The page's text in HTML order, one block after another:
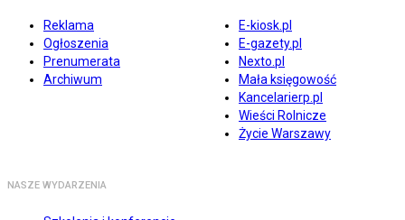
Reklama
Ogłoszenia
Prenumerata
Archiwum
E-kiosk.pl
E-gazety.pl
Nexto.pl
Mała księgowość
Kancelarierp.pl
Wieści Rolnicze
Życie Warszawy
NASZE WYDARZENIA